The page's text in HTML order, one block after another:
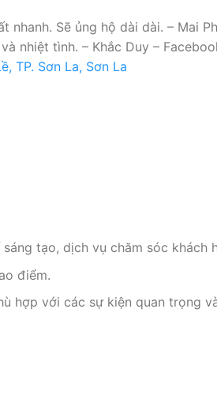
Sẽ ủng hộ dài dài. – Mai
nhiệt tình. – Khắc Duy –
TP. Sơn La, Sơn La
tạo, dịch vụ chăm sóc khách
điểm.
hợp với các sự kiện quan trọng